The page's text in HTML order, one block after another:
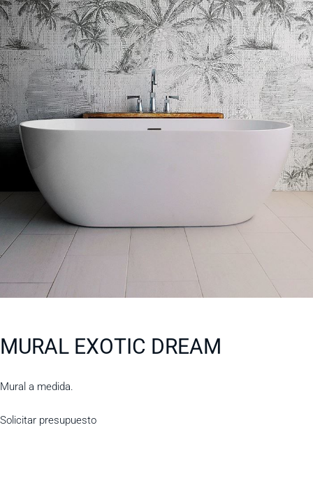
MURAL EXOTIC DREAM
Mural a medida.
Solicitar presupuesto